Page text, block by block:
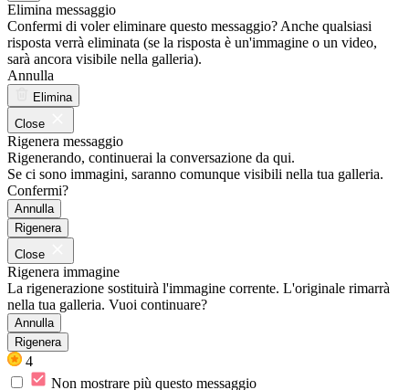
Elimina messaggio
Confermi di voler eliminare questo messaggio? Anche qualsiasi
risposta verrà eliminata (se la risposta è un'immagine o un video,
sarà ancora visibile nella galleria).
Annulla
Elimina
Close
Rigenera messaggio
Rigenerando, continuerai la conversazione da qui.
Se ci sono immagini, saranno comunque visibili nella tua galleria.
Confermi?
Annulla
Rigenera
Close
Rigenera immagine
La rigenerazione sostituirà l'immagine corrente. L'originale rimarrà
nella tua galleria. Vuoi continuare?
Annulla
Rigenera
4
Non mostrare più questo messaggio